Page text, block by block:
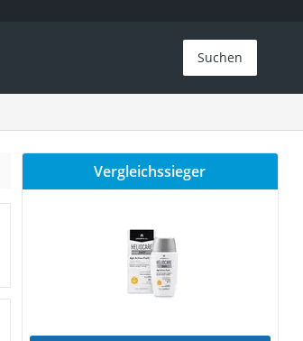
Suchen
Vergleichssieger